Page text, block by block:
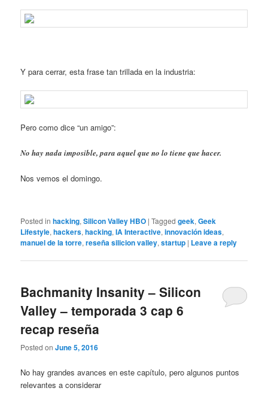
Y para cerrar, esta frase tan trillada en la industria:
Pero como dice “un amigo”:
No hay nada imposible, para aquel que no lo tiene que hacer.
Nos vemos el domingo.
Posted in hacking,Silicon Valley HBO |Tagged geek,Geek
Lifestyle,hackers,hacking,IA Interactive,innovación ideas,
manuel de la torre,reseña silicion valley,startup | Leave a reply
Bachmanity Insanity – Silicon
Valley – temporada 3 cap 6
recap reseña
Posted onJune 5, 2016
No hay grandes avances en este capítulo, pero algunos puntos
relevantes a considerar